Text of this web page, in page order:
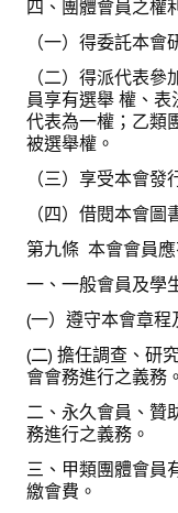
四、團體會員之權
（一）得委託本
（二）得派代表
員享有選舉 權、
代表為一權；乙類
被選舉權。
（三）享受本會發
（四）借閱本會圖
第九條 本會會員應
一、一般會員及學
(一）遵守本會章程
(二) 擔任調查、研
會會務進行之義務。
二、永久會員、贊
務進行之義務。
三、甲類團體會員
繳會費。